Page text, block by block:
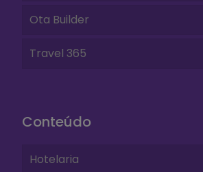
Ota Builder
Travel 365
Conteúdo
Hotelaria